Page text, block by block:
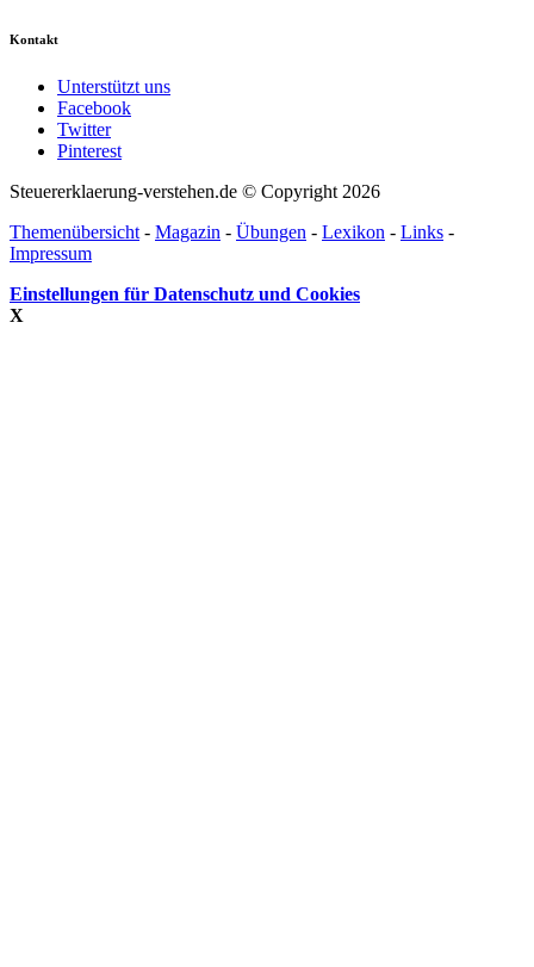
Kontakt
Unterstützt uns
Facebook
Twitter
Pinterest
Steuererklaerung-verstehen.de © Copyright 2026
Themenübersicht - Magazin - Übungen - Lexikon - Links -
Impressum
Einstellungen für Datenschutz und Cookies
X